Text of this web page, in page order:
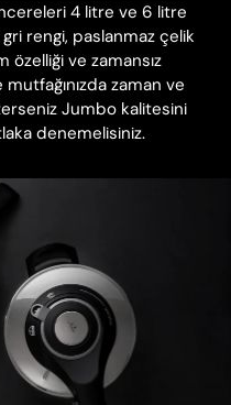
4 litre ve 6 litre
rengi, paslanmaz çelik
özelliği ve zamansız
mutfağınızda zaman ve
Jumbo kalitesini
denemelisiniz.